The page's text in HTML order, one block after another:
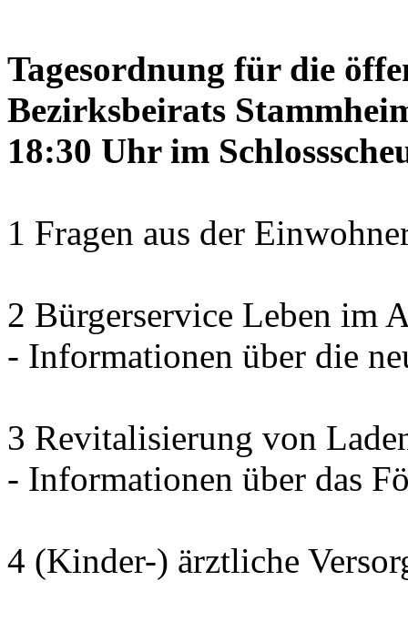
Tagesordnung für die
Bezirksbeirats
18:30 Uhr im
1 Fragen aus der
2 Bürgerservice Leben im
- Informationen über die
3 Revitalisierung von
- Informationen über das
4 (Kinder-) ärztliche